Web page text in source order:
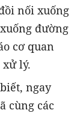
nối xuống
đường
cơ quan
lý.
ngay
cùng các